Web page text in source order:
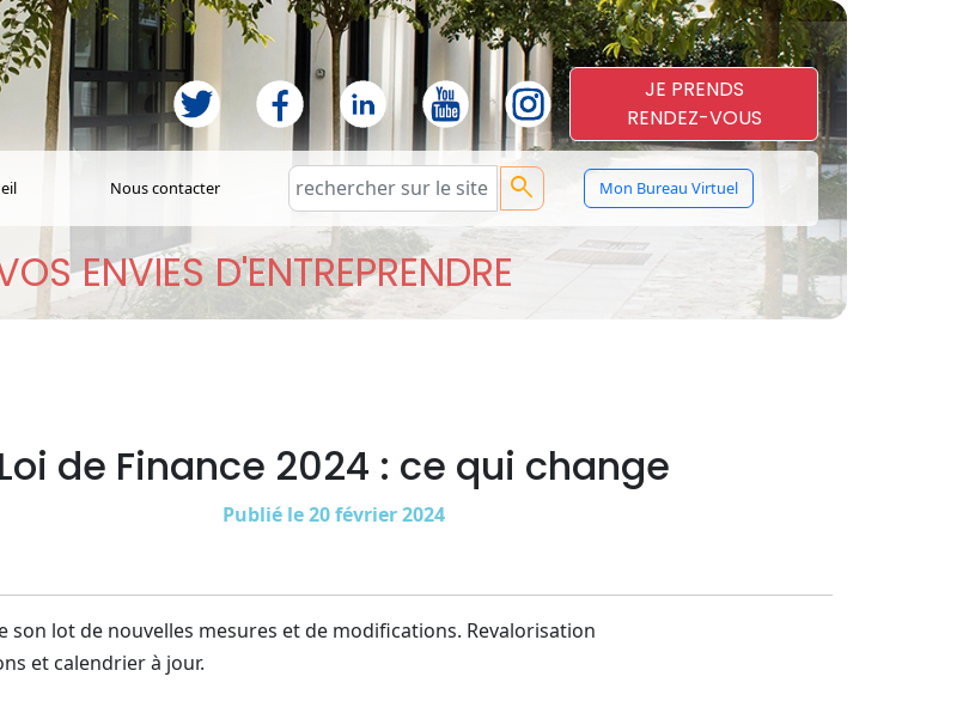
JE PRENDS
RENDEZ-VOUS
Nous contacter search Mon Bureau Virtuel
ENVIES D'ENTREPRENDRE
Loi de Finance 2024 : ce qui change
Publié le 20 février 2024
son lot de nouvelles mesures et de modifications. Revalorisation
et calendrier à jour.